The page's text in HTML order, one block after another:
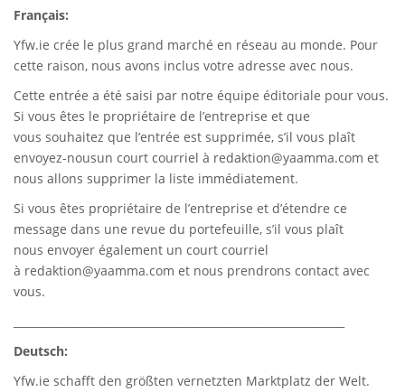
Français:
Yfw.ie crée le plus grand marché en réseau au monde. Pour
cette raison, nous avons inclus votre adresse avec nous.
Cette entrée a été saisi par notre équipe éditoriale pour vous.
Si vous êtes le propriétaire de l’entreprise et que
vous souhaitez que l’entrée est supprimée, s’il vous plaît
envoyez-nousun court courriel à redaktion@yaamma.com et
nous allons supprimer la liste immédiatement.
Si vous êtes propriétaire de l’entreprise et d’étendre ce
message dans une revue du portefeuille, s’il vous plaît
nous envoyer également un court courriel
à redaktion@yaamma.com et nous prendrons contact avec
vous.
Deutsch:
Yfw.ie schafft den größten vernetzten Marktplatz der Welt.